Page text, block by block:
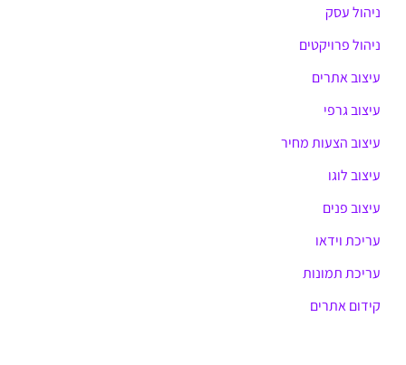
ניהול עסק
ניהול פרויקטים
עיצוב אתרים
עיצוב גרפי
עיצוב הצעות מחיר
עיצוב לוגו
עיצוב פנים
עריכת וידאו
עריכת תמונות
קידום אתרים